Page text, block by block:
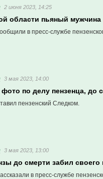
2 июня 2023, 14:25
области пьяный
в пресс-службе
3 мая 2023, 14:00
по делу пензенца, до
пензенский Следком.
3 мая 2023, 13:00
до смерти забил своего
в пресс-службе